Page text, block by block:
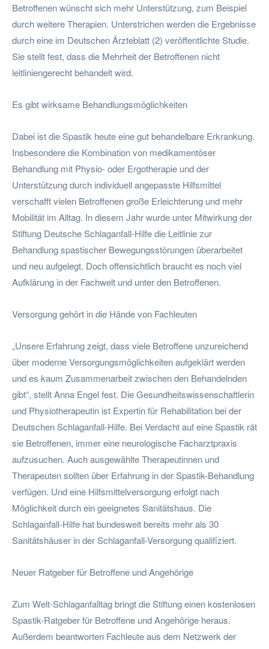
Betroffenen wünscht sich mehr Unterstützung, zum Beispiel
durch weitere Therapien. Unterstrichen werden die Ergebnisse
durch eine im Deutschen Ärzteblatt (2) veröffentlichte Studie.
Sie stellt fest, dass die Mehrheit der Betroffenen nicht
leitliniengerecht behandelt wird.
Es gibt wirksame Behandlungsmöglichkeiten
Dabei ist die Spastik heute eine gut behandelbare Erkrankung.
Insbesondere die Kombination von medikamentöser
Behandlung mit Physio- oder Ergotherapie und der
Unterstützung durch individuell angepasste Hilfsmittel
verschafft vielen Betroffenen große Erleichterung und mehr
Mobilität im Alltag. In diesem Jahr wurde unter Mitwirkung der
Stiftung Deutsche Schlaganfall-Hilfe die Leitlinie zur
Behandlung spastischer Bewegungsstörungen überarbeitet
und neu aufgelegt. Doch offensichtlich braucht es noch viel
Aufklärung in der Fachwelt und unter den Betroffenen.
Versorgung gehört in die Hände von Fachleuten
„Unsere Erfahrung zeigt, dass viele Betroffene unzureichend
über moderne Versorgungsmöglichkeiten aufgeklärt werden
und es kaum Zusammenarbeit zwischen den Behandelnden
gibt“, stellt Anna Engel fest. Die Gesundheitswissenschaftlerin
und Physiotherapeutin ist Expertin für Rehabilitation bei der
Deutschen Schlaganfall-Hilfe. Bei Verdacht auf eine Spastik rät
sie Betroffenen, immer eine neurologische Facharztpraxis
aufzusuchen. Auch ausgewählte Therapeutinnen und
Therapeuten sollten über Erfahrung in der Spastik-Behandlung
verfügen. Und eine Hilfsmittelversorgung erfolgt nach
Möglichkeit durch ein geeignetes Sanitätshaus. Die
Schlaganfall-Hilfe hat bundesweit bereits mehr als 30
Sanitätshäuser in der Schlaganfall-Versorgung qualifiziert.
Neuer Ratgeber für Betroffene und Angehörige
Zum Welt-Schlaganfalltag bringt die Stiftung einen kostenlosen
Spastik-Ratgeber für Betroffene und Angehörige heraus.
Außerdem beantworten Fachleute aus dem Netzwerk der